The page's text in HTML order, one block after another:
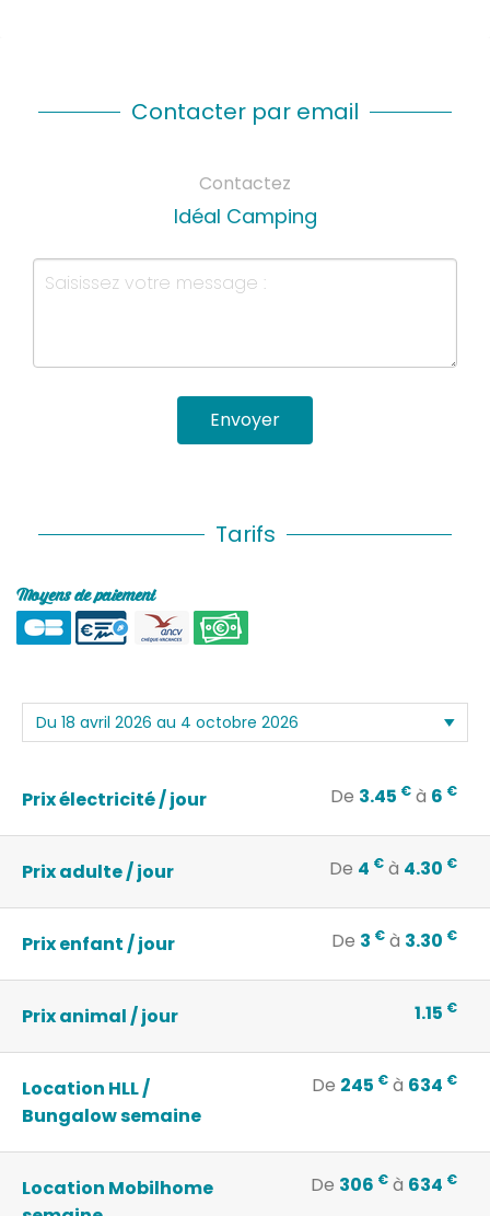
Contacter par email
Contactez
Idéal Camping
Envoyer
Tarifs
Moyens de paiement
Prix électricité / jour De 3.45 € à 6 €
Prix adulte / jour De 4 € à 4.30 €
Prix enfant / jour De 3 € à 3.30 €
Prix animal / jour 1.15 €
Location HLL /
Bungalow semaine
De 245 € à 634 €
Location Mobilhome
De 306 € à 634 €